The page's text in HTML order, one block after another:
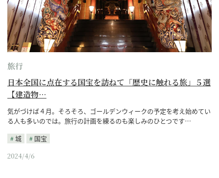
旅行
日本全国に点在する国宝を訪ねて「歴史に触れる旅」５選
【建造物…
気がづけば４月。そろそろ、ゴールデンウィークの予定を考え始めてい
る人も多いのでは。旅行の計画を練るのも楽しみのひとつです…
城
国宝
2024/4/6